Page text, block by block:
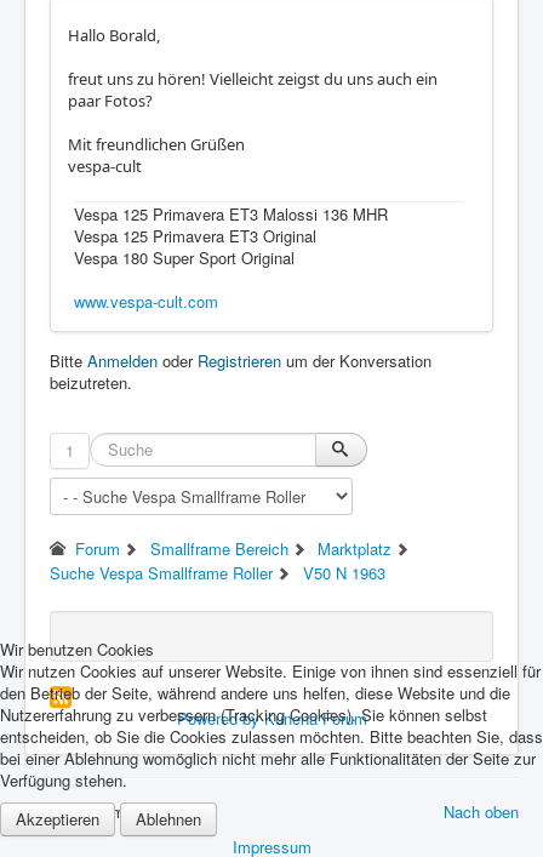
Hallo Borald,
freut uns zu hören! Vielleicht zeigst du uns auch ein
paar Fotos?
Mit freundlichen Grüßen
vespa-cult
Vespa 125 Primavera ET3 Malossi 136 MHR
Vespa 125 Primavera ET3 Original
Vespa 180 Super Sport Original
www.vespa-cult.com
Bitte Anmelden oder Registrieren um der Konversation
beizutreten.
1
Forum Smallframe Bereich
Marktplatz
Suche Vespa Smallframe Roller
V50 N 1963
Powered by Kunena Forum
Nach oben
© 2026 Forum Vespa Cult
Wir benutzen Cookies
Wir nutzen Cookies auf unserer Website. Einige von ihnen sind essenziell für
den Betrieb der Seite, während andere uns helfen, diese Website und die
Nutzererfahrung zu verbessern (Tracking Cookies). Sie können selbst
entscheiden, ob Sie die Cookies zulassen möchten. Bitte beachten Sie, dass
bei einer Ablehnung womöglich nicht mehr alle Funktionalitäten der Seite zur
Verfügung stehen.
Akzeptieren
Ablehnen
Impressum